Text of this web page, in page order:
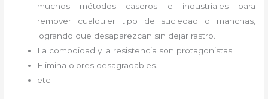
muchos métodos caseros e industriales para
remover cualquier tipo de suciedad o manchas,
logrando que desaparezcan sin dejar rastro.
La comodidad y la resistencia son protagonistas.
Elimina olores desagradables.
etc